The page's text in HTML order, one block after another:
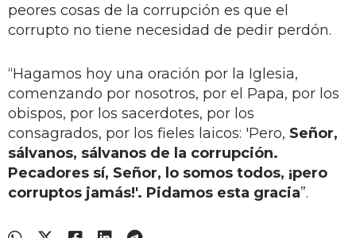
peores cosas de la corrupción es que el
corrupto no tiene necesidad de pedir perdón.
“Hagamos hoy una oración por la Iglesia,
comenzando por nosotros, por el Papa, por los
obispos, por los sacerdotes, por los
consagrados, por los fieles laicos: 'Pero, Señor,
sálvanos, sálvanos de la corrupción.
Pecadores sí, Señor, lo somos todos, ¡pero
corruptos jamás!'. Pidamos esta gracia”.